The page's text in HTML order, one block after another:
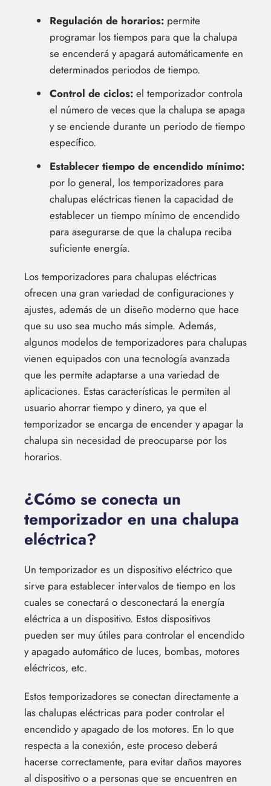
Regulación de horarios: permite
programar los tiempos para que la chalupa
se encenderá y apagará automáticamente en
determinados periodos de tiempo.
Control de ciclos: el temporizador controla
el número de veces que la chalupa se apaga
y se enciende durante un periodo de tiempo
específico.
Establecer tiempo de encendido mínimo:
por lo general, los temporizadores para
chalupas eléctricas tienen la capacidad de
establecer un tiempo mínimo de encendido
para asegurarse de que la chalupa reciba
suficiente energía.
Los temporizadores para chalupas eléctricas
ofrecen una gran variedad de configuraciones y
ajustes, además de un diseño moderno que hace
que su uso sea mucho más simple. Además,
algunos modelos de temporizadores para chalupas
vienen equipados con una tecnología avanzada
que les permite adaptarse a una variedad de
aplicaciones. Estas características le permiten al
usuario ahorrar tiempo y dinero, ya que el
temporizador se encarga de encender y apagar la
chalupa sin necesidad de preocuparse por los
horarios.
¿Cómo se conecta un
temporizador en una chalupa
eléctrica?
Un temporizador es un dispositivo eléctrico que
sirve para establecer intervalos de tiempo en los
cuales se conectará o desconectará la energía
eléctrica a un dispositivo. Estos dispositivos
pueden ser muy útiles para controlar el encendido
y apagado automático de luces, bombas, motores
eléctricos, etc.
Estos temporizadores se conectan directamente a
las chalupas eléctricas para poder controlar el
encendido y apagado de los motores. En lo que
respecta a la conexión, este proceso deberá
hacerse correctamente, para evitar daños mayores
al dispositivo o a personas que se encuentren en